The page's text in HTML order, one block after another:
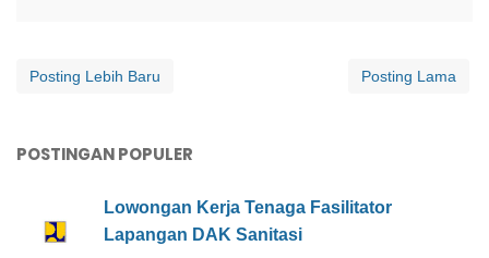
Posting Lebih Baru Posting Lama
POSTINGAN POPULER
Lowongan Kerja Tenaga Fasilitator
Lapangan DAK Sanitasi